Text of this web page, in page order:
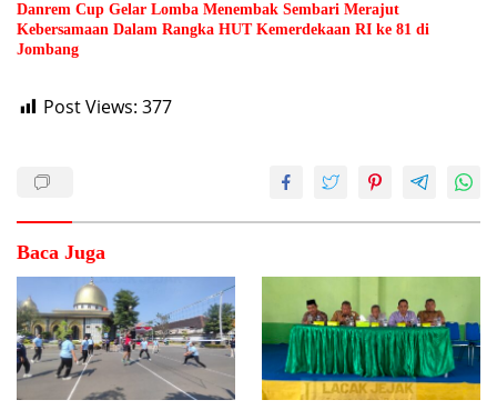
Danrem Cup Gelar Lomba Menembak Sembari Merajut
Kebersamaan Dalam Rangka HUT Kemerdekaan RI ke 81 di
Jombang
Post Views: 377
Baca Juga